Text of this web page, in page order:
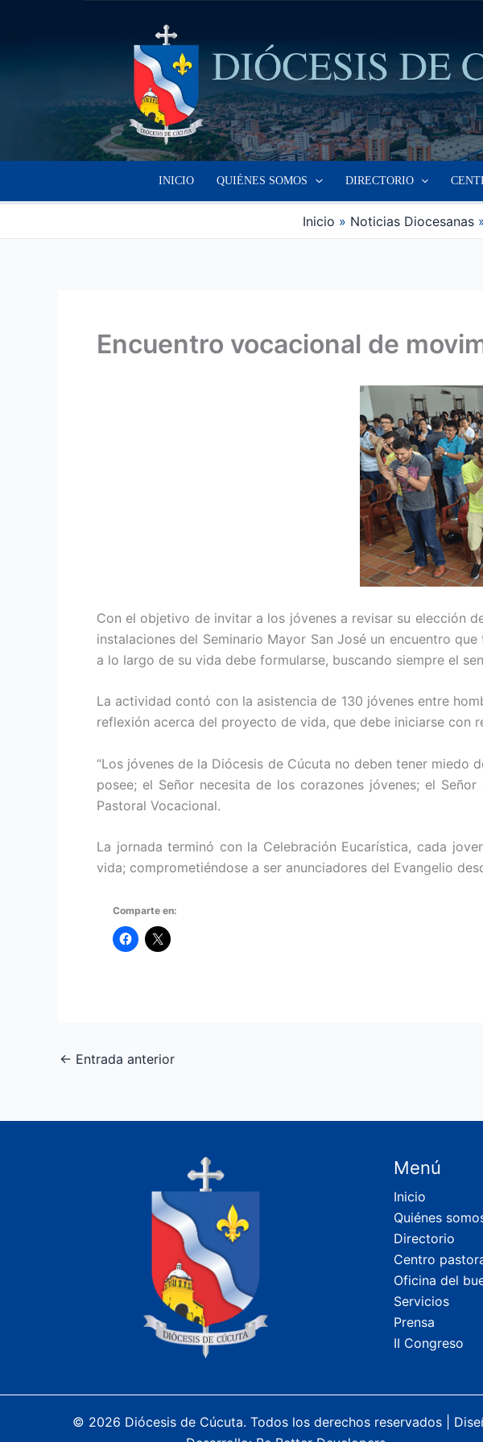
INICIO QUIÉNES SOMOS DIRECTORIO
Inicio Noticias Diocesanas
Encuentro vocacional de
Con el objetivo de invitar a los jóvenes a revisar su elección
instalaciones del Seminario Mayor San José un encuentro
a lo largo de su vida debe formularse, buscando siempre el
La actividad contó con la asistencia de 130 jóvenes entre
reflexión acerca del proyecto de vida, que debe iniciarse con
“Los jóvenes de la Diócesis de Cúcuta no deben tener miedo
posee; el Señor necesita de los corazones jóvenes; el
Pastoral Vocacional.
La jornada terminó con la Celebración Eucarística, cada
vida; comprometiéndose a ser anunciadores del Evangelio
Comparte en:
← Entrada anterior
Menú
Inicio
Quiénes
Directorio
Centro
Oficina del
Servicios
Prensa
II Congreso
© 2026 Diócesis de Cúcuta. Todos los derechos reservados |